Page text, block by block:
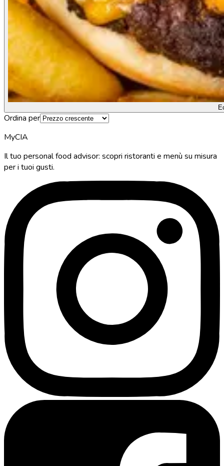
Ordina per
MyCIA
Il tuo personal food advisor: scopri ristoranti e menù su misura
per i tuoi gusti.